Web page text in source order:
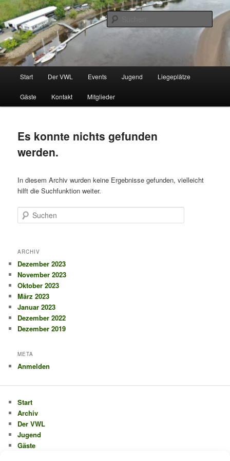
Zum
primären
Inhalt
springen
Zum
sekundären
Inhalt
springenVerein Wassersport Lesum e. V.
Wassersportverein mit Liegeplätzen im Rahmen einer Vereinsmitgliedschaft
Start Der VWL Events Jugend Liegeplätze
Gäste Kontakt Mitglieder
Es konnte nichts gefunden
werden.
In diesem Archiv wurden keine Ergebnisse gefunden, vielleicht
hilft die Suchfunktion weiter.
Suchen
ARCHIV
Dezember 2023
November 2023
Oktober 2023
März 2023
Januar 2023
Dezember 2022
Dezember 2019
META
Anmelden
Start
Archiv
Der VWL
Jugend
Gäste